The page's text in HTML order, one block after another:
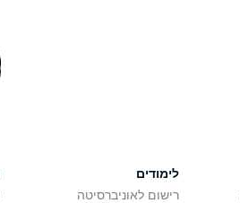
לימודים
רישום לאוניברסיטה